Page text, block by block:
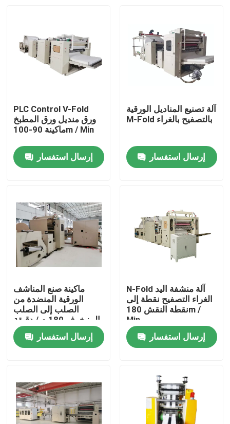
منزل
حول بنا
المنتجات
عرض الواقع الافتراضي
آلة تصنيع المناديل الورقية
آلة مناديل الوجه
آلة صنع فوط اليد
آلة قطع المناديل الورقية
PLC Control V-Fold
ورق منديل ورق المطبخ
ماكينة 90-100m / Min
إرسال استفسار
آلة تصنيع المناديل الورقية
M-Fold بالتصفيح بالغراء
إرسال استفسار
ماكينة صنع المناشف
الورقية المنضدة من
الصلب إلى الصلب
المزخرف 180 م / دقيقة
إرسال استفسار
N-Fold آلة منشفة اليد
الغراء التصفيح نقطة إلى
نقطة النقش 180m /
Min
إرسال استفسار